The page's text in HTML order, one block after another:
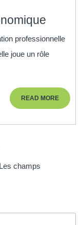
rôle
de
professionnelle
joue un rôle
READ MOREREAD
MORE
Les champs